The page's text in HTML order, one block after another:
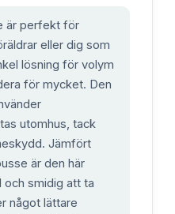
är perfekt för
eller dig som
lösning för volym
för mycket. Den
utomhus, tack
Jämfört
är den här
och smidig att ta
något lättare